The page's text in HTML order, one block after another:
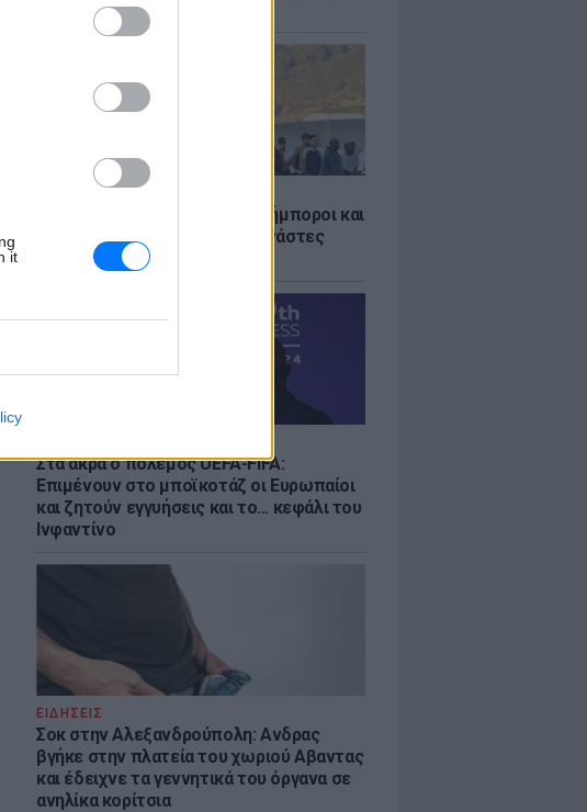
it
ΕΙΔΗΣΕΙΣ
Θέουτα: «Οι κάτοικοι είναι ανήμποροι και
γεμάτοι αγωνία» - 5.000 μετανάστες
παραμένουν στην περιοχή
Στα άκρα ο πόλεμος UEFA-FIFA:
Επιμένουν στο μποϊκοτάζ οι Ευρωπαίοι
και ζητούν εγγυήσεις και το... κεφάλι του
Ινφαντίνο
ΕΙΔΗΣΕΙΣ
Σοκ στην Αλεξανδρούπολη: Ανδρας
βγήκε στην πλατεία του χωριού Αβαντας
και έδειχνε τα γεννητικά του όργανα σε
ανηλίκα κορίτσια